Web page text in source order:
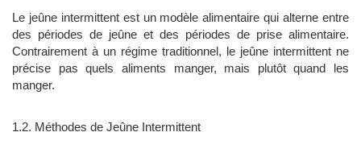
Le jeûne intermittent est un modèle alimentaire qui alterne entre
des périodes de jeûne et des périodes de prise alimentaire.
Contrairement à un régime traditionnel, le jeûne intermittent ne
précise pas quels aliments manger, mais plutôt quand les
manger.
1.2. Méthodes de Jeûne Intermittent